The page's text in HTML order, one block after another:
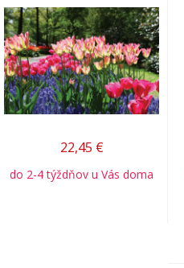
22,45 €
do 2-4 týždňov u Vás doma